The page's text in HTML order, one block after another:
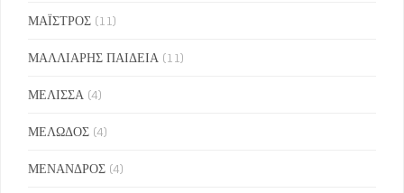
ΜΑΪΣΤΡΟΣ (11)
ΜΑΛΛΙΑΡΗΣ ΠΑΙΔΕΙΑ (11)
ΜΕΛΙΣΣΑ (4)
ΜΕΛΩΔΟΣ (4)
ΜΕΝΑΝΔΡΟΣ (4)